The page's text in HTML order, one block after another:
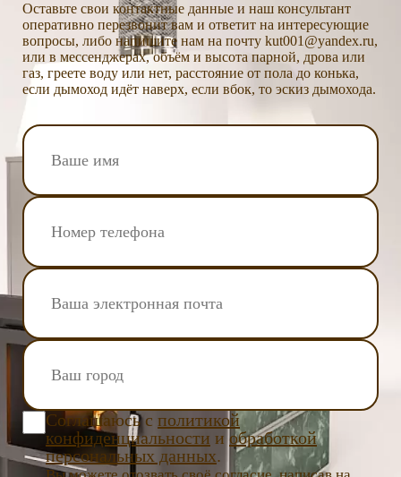
Оставьте свои контактные данные и наш консультант
оперативно перезвонит вам и ответит на интересующие
вопросы, либо напишите нам на почту kut001@yandex.ru,
или в мессенджерах, объём и высота парной, дрова или
газ, греете воду или нет, расстояние от пола до конька,
если дымоход идёт наверх, если вбок, то эскиз дымохода.
Соглашаюсь с политикой
конфиденциальности и обработкой
персональных данных.